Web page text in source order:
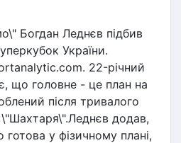
Богдан Леднєв підбив
України.
22-річний
що головне - це план на
після тривалого
додав,
у фізичному плані,